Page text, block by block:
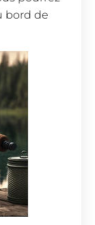
bord de